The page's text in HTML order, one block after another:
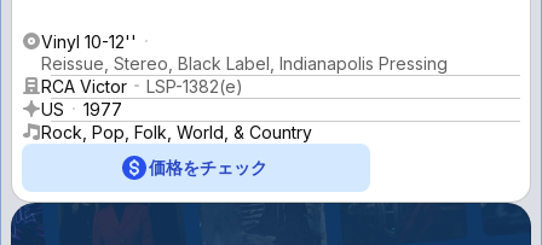
Vinyl 10-12''
Reissue, Stereo, Black Label, Indianapolis Pressing
RCA Victor
LSP-1382(e)
US
1977
Rock, Pop, Folk, World, & Country
価格をチェック